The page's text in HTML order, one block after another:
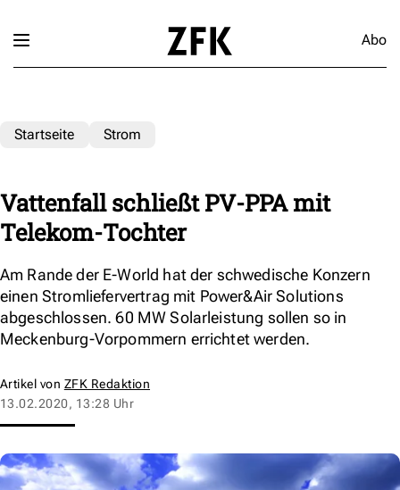
Abo
Startseite Strom
Vattenfall schließt PV-PPA mit
Telekom-Tochter
Am Rande der E-World hat der schwedische Konzern
einen Stromliefervertrag mit Power&Air Solutions
abgeschlossen. 60 MW Solarleistung sollen so in
Meckenburg-Vorpommern errichtet werden.
Artikel von ZFK Redaktion
13.02.2020, 13:28 Uhr